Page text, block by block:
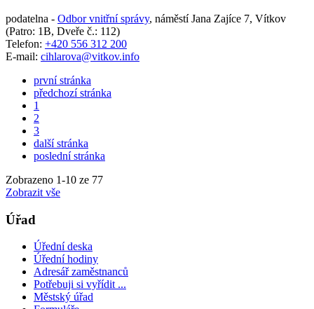
podatelna - Odbor vnitřní správy, náměstí Jana Zajíce 7, Vítkov
(Patro: 1B, Dveře č.: 112)
Telefon: +420 556 312 200
E-mail: cihlarova@vitkov.info
první stránka
předchozí stránka
1
2
3
další stránka
poslední stránka
Zobrazeno 1-10 ze 77
Zobrazit vše
Úřad
Úřední deska
Úřední hodiny
Adresář zaměstnanců
Potřebuji si vyřídit ...
Městský úřad